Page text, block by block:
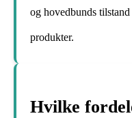
og hovedbunds
produkter.
Hvilke